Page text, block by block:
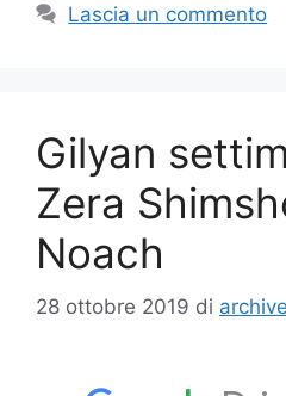
Lascia un commento
Gilyan
Zera
Noach
28 ottobre 2019 di